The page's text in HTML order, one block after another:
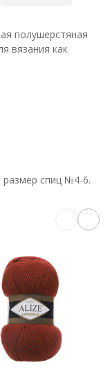
полушерстяная
вязания как
спиц №4-6.